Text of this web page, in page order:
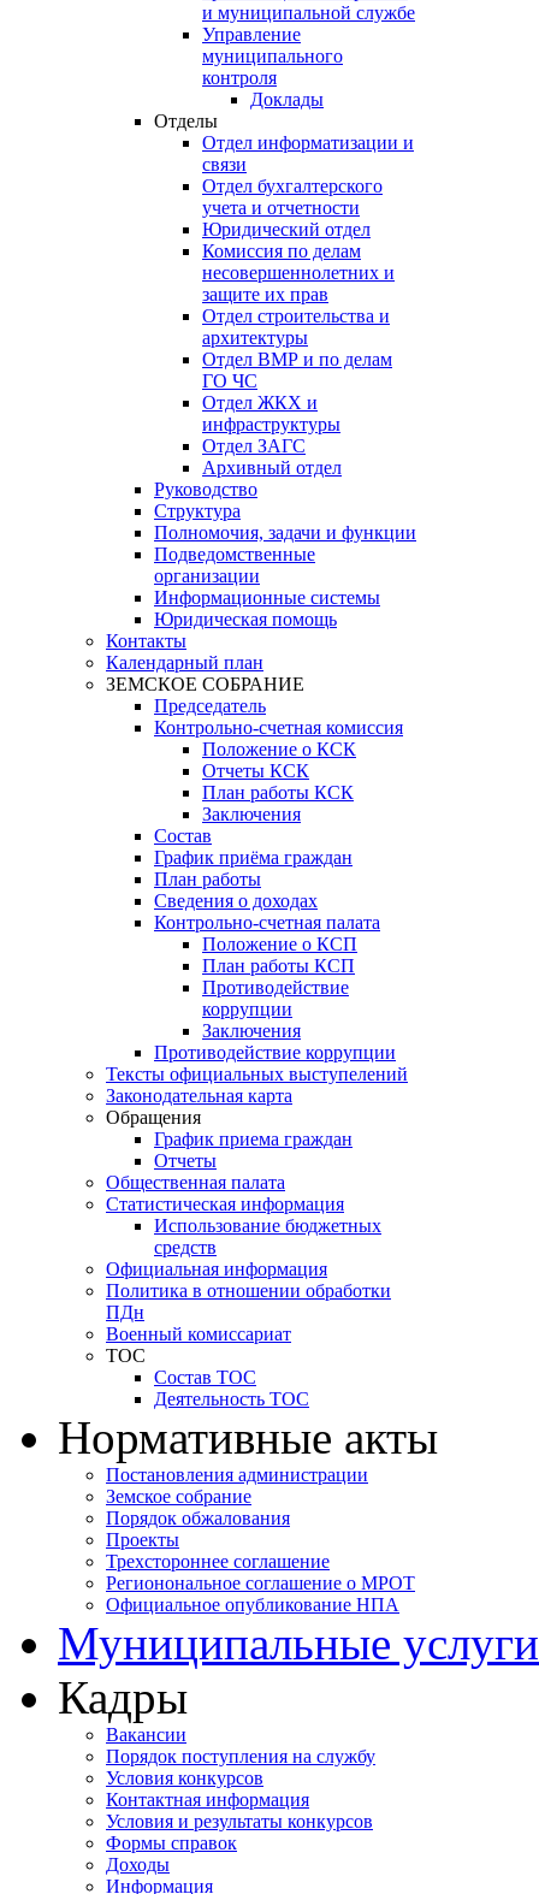
и муниципальной службе
Управление
муниципального
контроля
Доклады
Отделы
Отдел информатизации и
связи
Отдел бухгалтерского
учета и отчетности
Юридический отдел
Комиссия по делам
несовершеннолетних и
защите их прав
Отдел строительства и
архитектуры
Отдел ВМР и по делам
ГО ЧС
Отдел ЖКХ и
инфраструктуры
Отдел ЗАГС
Архивный отдел
Руководство
Структура
Полномочия, задачи и функции
Подведомственные
организации
Информационные системы
Юридическая помощь
Контакты
Календарный план
ЗЕМСКОЕ СОБРАНИЕ
Председатель
Контрольно-счетная комиссия
Положение о КСК
Отчеты КСК
План работы КСК
Заключения
Состав
График приёма граждан
План работы
Сведения о доходах
Контрольно-счетная палата
Положение о КСП
План работы КСП
Противодействие
коррупции
Заключения
Противодействие коррупции
Тексты официальных выступелений
Законодательная карта
Обращения
График приема граждан
Отчеты
Общественная палата
Статистическая информация
Использование бюджетных
средств
Официальная информация
Политика в отношении обработки
ПДн
Военный комиссариат
ТОС
Состав ТОС
Деятельность ТОС
Нормативные акты
Постановления администрации
Земское собрание
Порядок обжалования
Проекты
Трехстороннее соглашение
Регионональное соглашение о МРОТ
Официальное опубликование НПА
Муниципальные услуги
Кадры
Вакансии
Порядок поступления на службу
Условия конкурсов
Контактная информация
Условия и результаты конкурсов
Формы справок
Доходы
Информация